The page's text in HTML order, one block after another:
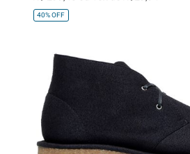
40%OFF